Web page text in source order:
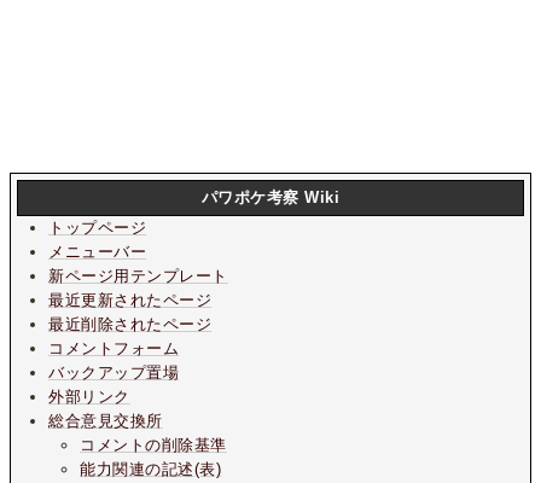
パワポケ考察 Wiki
トップページ
メニューバー
新ページ用テンプレート
最近更新されたページ
最近削除されたページ
コメントフォーム
バックアップ置場
外部リンク
総合意見交換所
コメントの削除基準
能力関連の記述(表)